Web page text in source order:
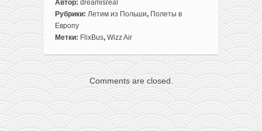
к
записи
По
дороге
Амстердам:
летим
Варшавы
Автор: dreamisreal
Рубрики: Летим из Польши, Полеты в
Европу
Метки: FlixBus, Wizz Air
Comments are closed.